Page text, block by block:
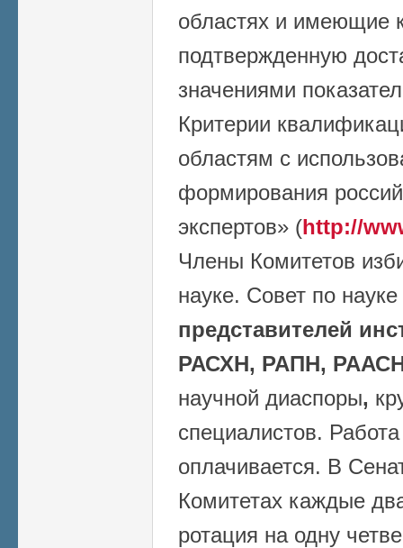
областях и имеющие
подтвержденную
значениями
Критерии
областям с
формирования
экспертов» (http://
Члены Комитетов
науке. Совет по
представителей
РАСХН, РАПН,
научной диаспоры,
специалистов.
оплачивается. В
Комитетах каждые
ротация на одну